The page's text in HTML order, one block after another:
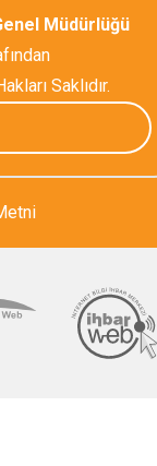
Müdürlüğü
Saklıdır.